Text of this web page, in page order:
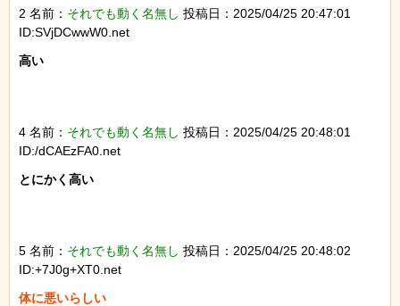
2 名前： それでも動く名無し 投稿日：2025/04/25 20:47:01
ID:SVjDCwwW0.net
高い
4 名前： それでも動く名無し 投稿日：2025/04/25 20:48:01
ID:/dCAEzFA0.net
とにかく高い
5 名前： それでも動く名無し 投稿日：2025/04/25 20:48:02
ID:+7J0g+XT0.net
体に悪いらしい